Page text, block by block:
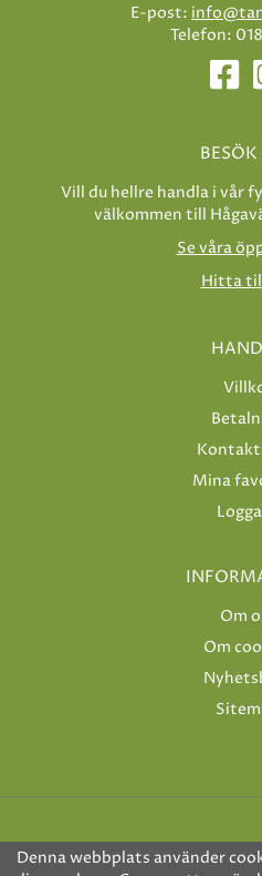
E-post:
Telefon:
BESÖK
Vill du hellre handla i vår
välkommen till
Se våra
Hitta
Mina
Om
Om
Denna webbplats använder